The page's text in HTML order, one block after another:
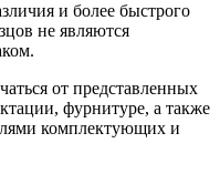
и более быстрого
не являются
от представленных
фурнитуре, а также
комплектующих и